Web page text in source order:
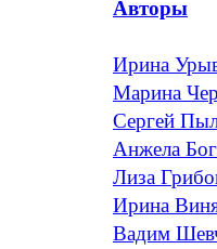
Авторы
Ирина
Марина
Сергей
Анжела
Лиза
Ирина
Вадим